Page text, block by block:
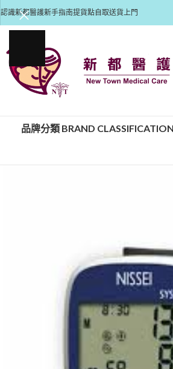
認識新都醫護新手指南提貨點自取送貨上門
品牌分類 BRAND CLASSIFICATION